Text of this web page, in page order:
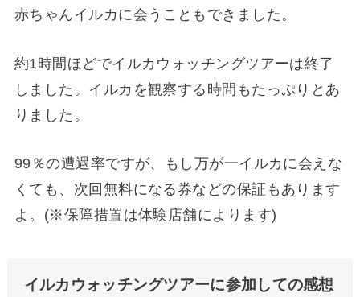
赤ちゃんイルカに会うこともできました。
約1時間ほどでイルカウォッチングツアーは終了
しました。イルカを観察する時間もたっぷりとあ
りました。
99％の遭遇率ですが、もし万が一イルカに会えな
くても、次回無料になる券などの保証もあります
よ。(※保障措置は体験店舗によります)
イルカウォッチングツアーに参加しての感想